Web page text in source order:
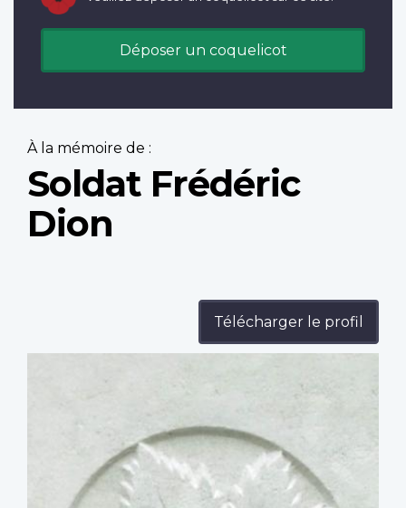
Déposer un coquelicot
À la mémoire de :
Soldat Frédéric
Dion
Télécharger le profil